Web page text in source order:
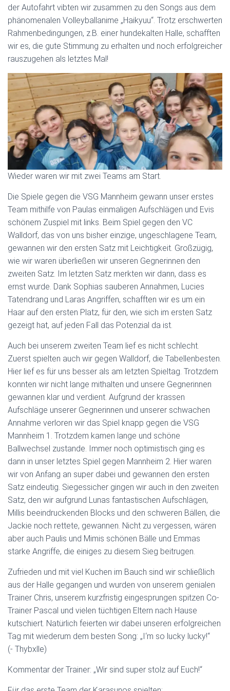
der Autofahrt vibten wir zusammen zu den Songs aus dem
phänomenalen Volleyballanime „Haikyuu“. Trotz erschwerten
Rahmenbedingungen, z.B. einer hundekalten Halle, schafften
wir es, die gute Stimmung zu erhalten und noch erfolgreicher
rauszugehen als letztes Mal!
Wieder waren wir mit zwei Teams am Start.
Die Spiele gegen die VSG Mannheim gewann unser erstes
Team mithilfe von Paulas einmaligen Aufschlägen und Evis
schönem Zuspiel mit links. Beim Spiel gegen den VC
Walldorf, das von uns bisher einzige, ungeschlagene Team,
gewannen wir den ersten Satz mit Leichtigkeit. Großzügig,
wie wir waren überließen wir unseren Gegnerinnen den
zweiten Satz. Im letzten Satz merkten wir dann, dass es
ernst wurde. Dank Sophias sauberen Annahmen, Lucies
Tatendrang und Laras Angriffen, schafften wir es um ein
Haar auf den ersten Platz, für den, wie sich im ersten Satz
gezeigt hat, auf jeden Fall das Potenzial da ist.
Auch bei unserem zweiten Team lief es nicht schlecht.
Zuerst spielten auch wir gegen Walldorf, die Tabellenbesten.
Hier lief es für uns besser als am letzten Spieltag. Trotzdem
konnten wir nicht lange mithalten und unsere Gegnerinnen
gewannen klar und verdient. Aufgrund der krassen
Aufschläge unserer Gegnerinnen und unserer schwachen
Annahme verloren wir das Spiel knapp gegen die VSG
Mannheim 1. Trotzdem kamen lange und schöne
Ballwechsel zustande. Immer noch optimistisch ging es
dann in unser letztes Spiel gegen Mannheim 2. Hier waren
wir von Anfang an super dabei und gewannen den ersten
Satz eindeutig. Siegessicher gingen wir auch in den zweiten
Satz, den wir aufgrund Lunas fantastischen Aufschlägen,
Millis beeindruckenden Blocks und den schweren Bällen, die
Jackie noch rettete, gewannen. Nicht zu vergessen, wären
aber auch Paulis und Mimis schönen Bälle und Emmas
starke Angriffe, die einiges zu diesem Sieg beitrugen.
Zufrieden und mit viel Kuchen im Bauch sind wir schließlich
aus der Halle gegangen und wurden von unserem genialen
Trainer Chris, unserem kurzfristig eingesprungen spitzen Co-
Trainer Pascal und vielen tüchtigen Eltern nach Hause
kutschiert. Natürlich feierten wir dabei unseren erfolgreichen
Tag mit wiederum dem besten Song: „I‘m so lucky lucky!“
(- Thybxlle)
Kommentar der Trainer: „Wir sind super stolz auf Euch!“